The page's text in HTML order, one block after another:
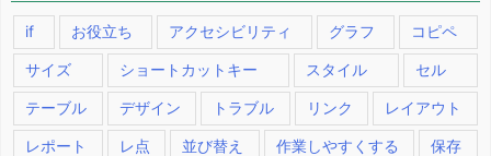
if お役立ち アクセシビリティ グラフ コピペ
サイズ ショートカットキー スタイル セル
テーブル デザイン トラブル リンク レイアウト
レポート レ点 並び替え 作業しやすくする 保存